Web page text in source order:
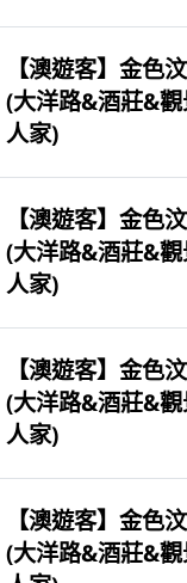
【澳遊客】金色
(大洋路&酒莊&
人家)
【澳遊客】金色
(大洋路&酒莊&
人家)
【澳遊客】金色
(大洋路&酒莊&
人家)
【澳遊客】金色
(大洋路&酒莊&